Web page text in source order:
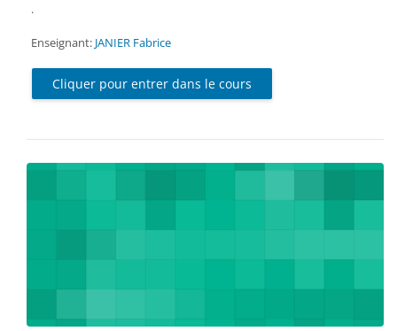
.
Enseignant: JANIER Fabrice
Cliquer pour entrer dans le cours